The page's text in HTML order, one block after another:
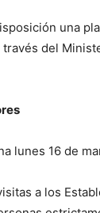
una
del
lunes 16 de
a los